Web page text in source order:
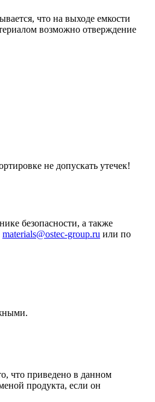
что на выходе емкости
возможно отверждение
не допускать утечек!
безопасности, а также
materials@ostec-group.ru или по
что приведено в данном
продукта, если он